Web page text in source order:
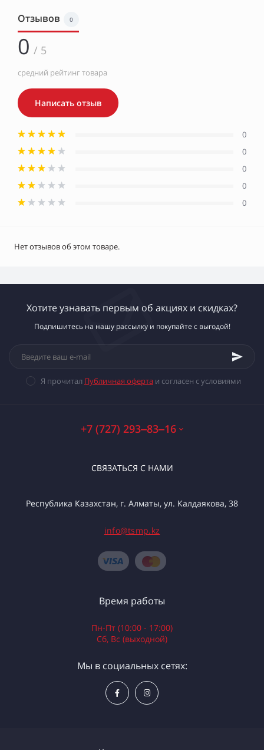
Отзывов 0
0 / 5
средний рейтинг товара
Написать отзыв
0
0
0
0
0
Нет отзывов об этом товаре.
Хотите узнавать первым об акциях и скидках?
Подпишитесь на нашу рассылку и покупайте с выгодой!
Я прочитал Публичная оферта и согласен с условиями
+7 (727) 293‒83‒16
СВЯЗАТЬСЯ С НАМИ
Республика Казахстан, г. Алматы, ул. Калдаякова, 38
info@tsmp.kz
Время работы
Пн-Пт (10:00 - 17:00)
Сб, Вс (выходной)
Мы в социальных сетях: